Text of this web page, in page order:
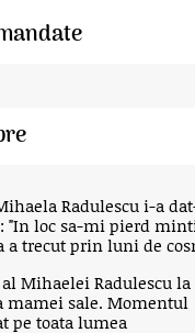
Radulescu i-a
"In loc sa-mi pierd
a trecut prin luni de
Mihaelei Radulescu la
mamei sale. Momentul
pe toata lumea